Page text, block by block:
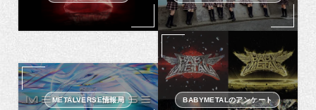
METALVERSE情報局 BABYMETALのアンケート